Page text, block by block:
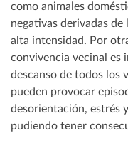
como animales
negativas derivadas
alta intensidad. Por
convivencia vecinal es
descanso de todos los
pueden provocar
desorientación, estrés
pudiendo tener